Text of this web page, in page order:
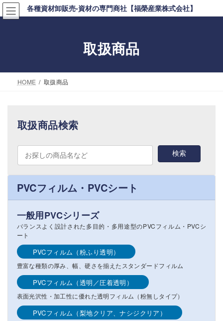
コ
ン
ナ
ビ
各種資材卸販売-資材の専門商社【福榮産業株式会社】
取扱商品
HOME 取扱商品
取扱商品検索
PVCフィルム・PVCシート
一般用PVCシリーズ
バランスよく設計された多目的・多用途型のPVCフィルム・PVCシ
ート
PVCフィルム（粉ふり透明）
豊富な種類の厚み、幅、硬さを揃えたスタンダードフィルム
PVCフィルム（透明／圧着透明）
表面光沢性・加工性に優れた透明フィルム（粉無しタイプ）
PVCフィルム（梨地クリア、ナシジクリア）